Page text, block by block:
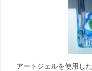
アートジェルを使用し